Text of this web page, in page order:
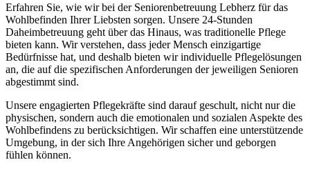
Erfahren Sie, wie wir bei der Seniorenbetreuung Lebherz für das
Wohlbefinden Ihrer Liebsten sorgen. Unsere 24-Stunden
Daheimbetreuung geht über das Hinaus, was traditionelle Pflege
bieten kann. Wir verstehen, dass jeder Mensch einzigartige
Bedürfnisse hat, und deshalb bieten wir individuelle Pflegelösungen
an, die auf die spezifischen Anforderungen der jeweiligen Senioren
abgestimmt sind.
Unsere engagierten Pflegekräfte sind darauf geschult, nicht nur die
physischen, sondern auch die emotionalen und sozialen Aspekte des
Wohlbefindens zu berücksichtigen. Wir schaffen eine unterstützende
Umgebung, in der sich Ihre Angehörigen sicher und geborgen
fühlen können.